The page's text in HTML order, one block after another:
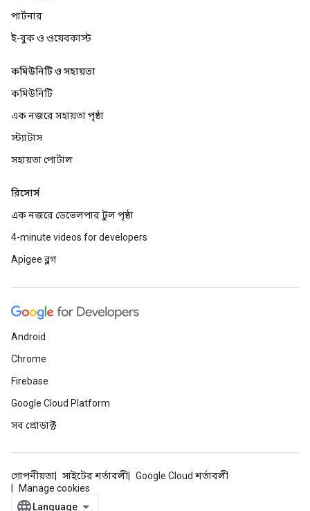
পার্টনার
ই-বুক ও ওয়েবকাস্ট
কমিউনিটি ও সহায়তা
কমিউনিটি
এক নজরে সহায়তা পৃষ্ঠা
স্ট্যাটাস
সহায়তা পোর্টাল
রিসোর্স
এক নজরে ডেভেলপার টুল পৃষ্ঠা
4-minute videos for developers
Apigee ব্লগ
Android
Chrome
Firebase
Google Cloud Platform
সব প্রোডাক্ট
গোপনীয়তা সাইটের শর্তাবলী
Google Cloud শর্তাবলী
Manage cookies